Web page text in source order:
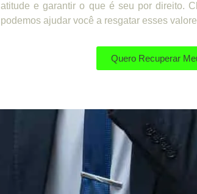
atitude e garantir o que é seu por direito.
podemos ajudar você a resgatar esses
Quero Recuperar